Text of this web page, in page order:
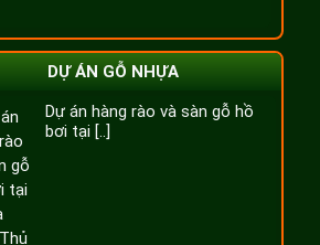
DỰ ÁN GỖ NHỰA
Dự án hàng rào và sàn gỗ hồ
bơi tại [..]